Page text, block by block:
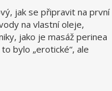
jak se připravit na první
na vlastní oleje,
jako je masáž perinea
bylo „erotické“, ale